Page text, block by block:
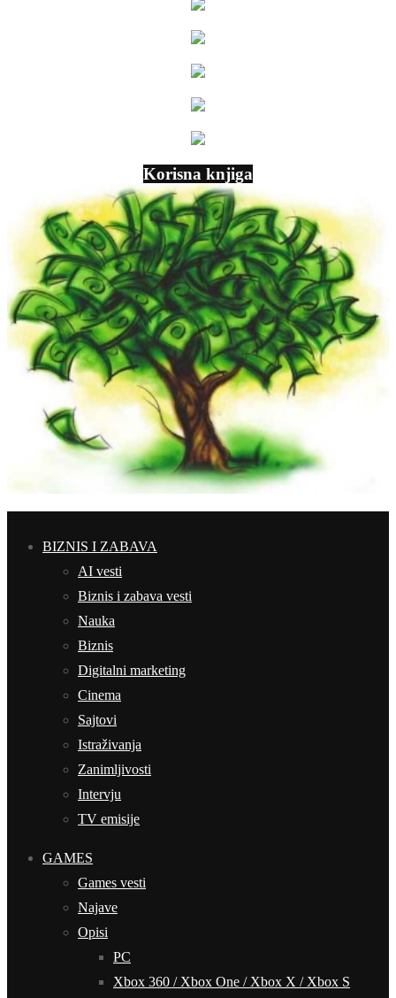
Korisna knjiga
BIZNIS I ZABAVA
AI vesti
Biznis i zabava vesti
Nauka
Biznis
Digitalni marketing
Cinema
Sajtovi
Istraživanja
Zanimljivosti
Intervju
TV emisije
GAMES
Games vesti
Najave
Opisi
PC
Xbox 360 / Xbox One / Xbox X / Xbox S